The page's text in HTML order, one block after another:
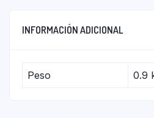
INFORMACIÓN ADICIONAL
Peso 0.9